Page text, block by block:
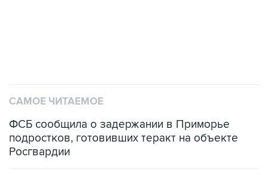
до пяти
Беспилотные технологии и ИИ на службе у
электросетевых объектов и агрокомплексов
Социальная реклама, АНО «Национальные приоритеты».